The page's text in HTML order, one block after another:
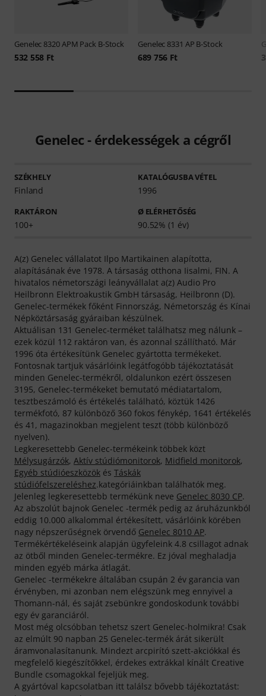
Genelec 8320 APM Pack B-Stock
532 558 Ft
Genelec 8331 AP B-Stock
689 756 Ft
Genelec - érdekességek a cégről
SZÉKHELY
Finland
KATALÓGUSBA VÉTEL
1996
RAKTÁRON
100+
Ø ELÉRHETŐSÉG
90.52% (1 év)
A(z) Genelec vállalatot Ilpo Martikainen alapította,
alapításának éve 1978. A társaság otthona Iisalmi, FIN. A
hivatalos németországi leányvállalat a(z) Audio Pro
Heilbronn Elektroakustik GmbH társaság, Heilbronn (D).
Genelec-termékek főként Finnország, Németország és Kínai
Népköztársaság gyáraiban készülnek.
Aktuálisan 131 Genelec-terméket találhatsz meg nálunk –
ezek közül 112 raktáron van, és azonnal szállítható. Már
1996 óta értékesítünk Genelec gyártotta termékeket.
Fontosnak tartjuk vásárlóink legátfogóbb tájékoztatását
minden Genelec-termékről, oldalunkon ezért összesen
3195, Genelec-termékeket bemutató médiatartalom,
tesztbeszámoló és értékelés található, köztük 1426
termékfotó, 87 különböző 360 fokos fénykép, 1641 értékelés
és 41, magazinokban megjelent teszt (több különböző
nyelven).
Legkeresettebb Genelec-termékeink többek közt
Mélysugárzók, Aktív stúdiómonitorok, Midfield monitorok,
Egyéb stúdióeszközök és Táskák
stúdiófelszereléshez.kategóriáinkban találhatók meg.
Jelenleg legkeresettebb termékünk neve Genelec 8030 CP.
Az abszolút bajnok Genelec -termék pedig az áruházunkból
eddig 10.000 alkalommal értékesített, vásárlóink körében
nagy népszerűségnek örvendő Genelec 8010 AP.
Termékértékeléseink alapján ügyfeleink 4.8 csillagot adnak
az ötből minden Genelec-termékre. Ez jóval meghaladja
minden egyéb márka átlagát.
Genelec -termékekre általában csupán 2 év garancia van
érvényben, mi azonban nem elégszünk meg ennyivel a
Thomann-nál, és saját zsebünkre gondoskodunk további
egy év garanciáról.
Most még olcsóbban tehetsz szert Genelec-holmikra! Csak
az elmúlt 90 napban 25 Genelec-termék árát sikerült
áramvonalasítanunk. Mindezt arcpirító szett-akciókkal és
megfelelő kiegészítőkkel, érdekes extrákkal kínált Creative
Bundle csomagokkal fejeljük meg.
A gyártóval kapcsolatban itt találsz bővebb tájékoztatást: